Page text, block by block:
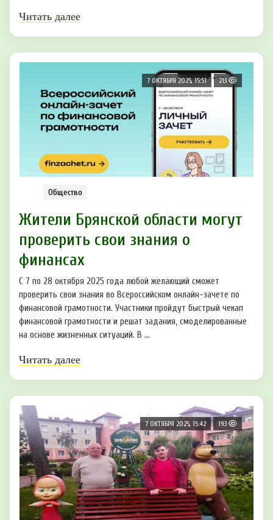
Читать далее
7 ОКТЯБРЯ 2025, 15:51 213
Общество
Жители Брянской области могут
проверить свои знания о
финансах
С 7 по 28 октября 2025 года любой желающий сможет
проверить свои знания во Всероссийском онлайн-зачете по
финансовой грамотности. Участники пройдут быстрый чекап
финансовой грамотности и решат задания, смоделированные
на основе жизненных ситуаций. В ...
Читать далее
7 ОКТЯБРЯ 2025, 15:42 193